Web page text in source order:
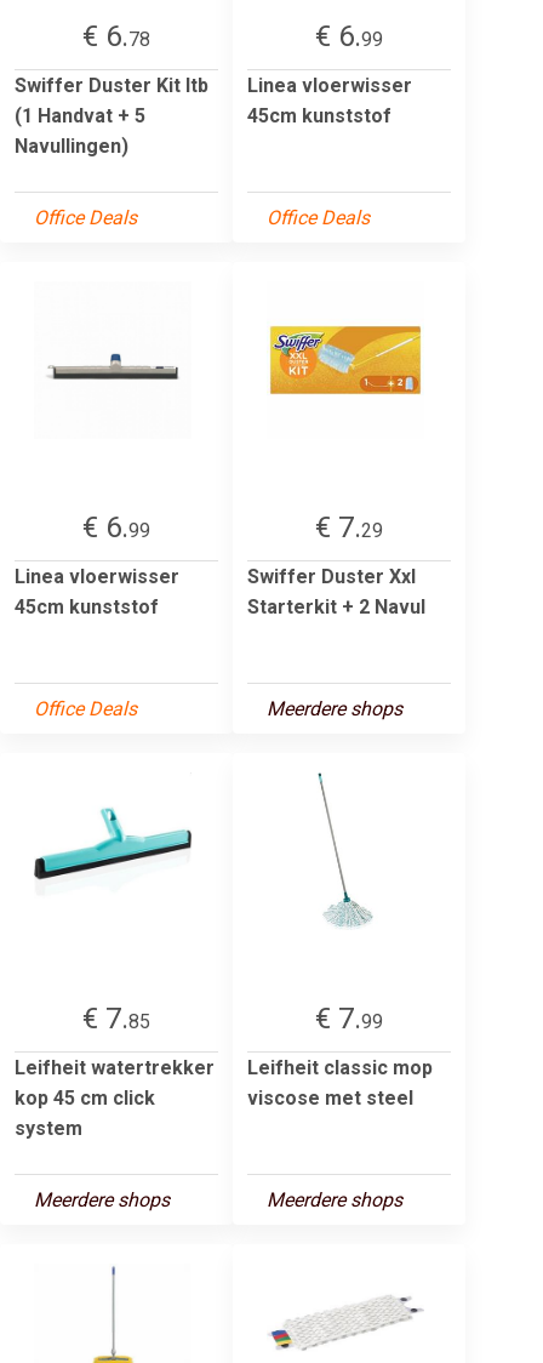
€ 6.78
Swiffer Duster Kit Itb
(1 Handvat + 5
Navullingen)
Office Deals
€ 6.99
Linea vloerwisser
45cm kunststof
Office Deals
€ 6.99
Linea vloerwisser
45cm kunststof
Office Deals
€ 7.29
Swiffer Duster Xxl
Starterkit + 2 Navul
Meerdere shops
€ 7.85
Leifheit watertrekker
kop 45 cm click
system
Meerdere shops
€ 7.99
Leifheit classic mop
viscose met steel
Meerdere shops